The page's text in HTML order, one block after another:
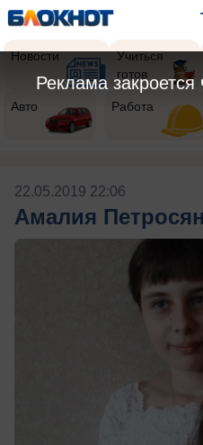
Новости
Учиться
готов
Авто Работа
22.05.2019 22:06
Амалия Петросян
Реклама закроется